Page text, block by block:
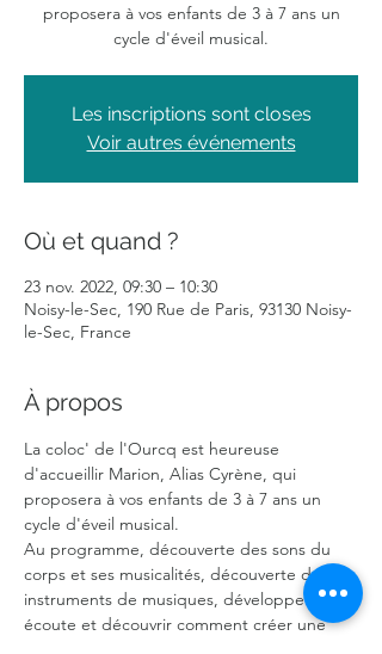
proposera à vos enfants de 3 à 7 ans un
cycle d'éveil musical.
Les inscriptions sont closes
Voir autres événements
Où et quand ?
23 nov. 2022, 09:30 – 10:30
Noisy-le-Sec, 190 Rue de Paris, 93130 Noisy-
le-Sec, France
À propos
La coloc' de l'Ourcq est heureuse
d'accueillir Marion, Alias Cyrène, qui
proposera à vos enfants de 3 à 7 ans un
cycle d'éveil musical.
Au programme, découverte des sons du
corps et ses musicalités, découverte des
instruments de musiques, développer son
écoute et découvrir comment créer une